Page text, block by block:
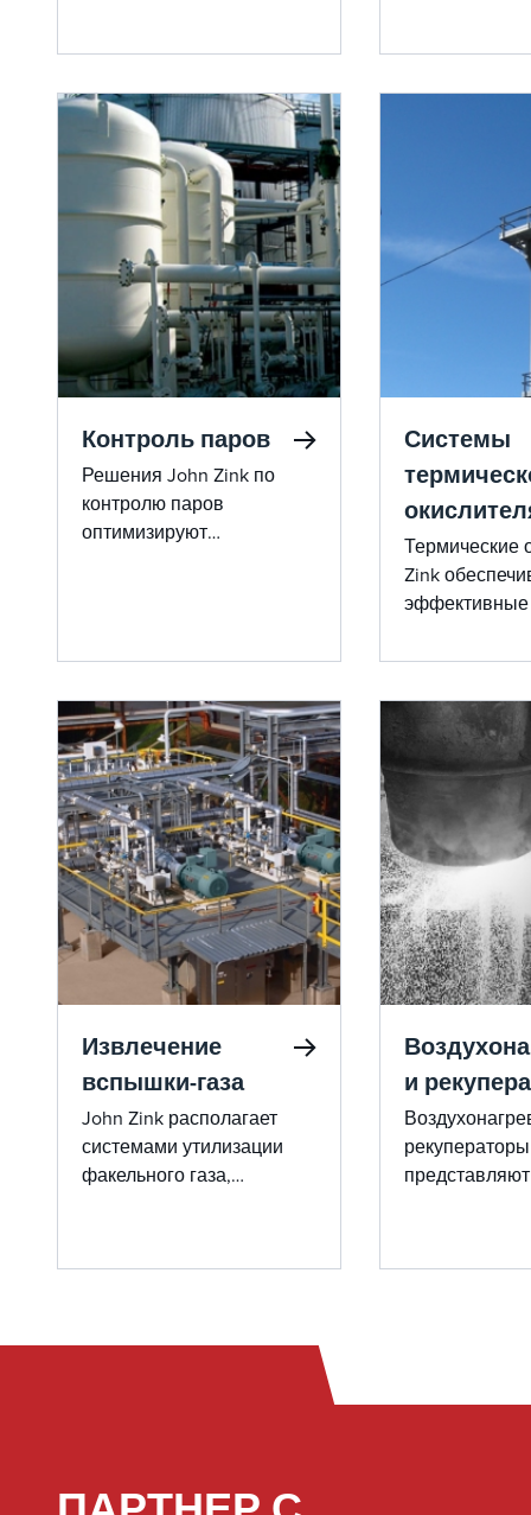
промышленного
применения,
гарантирующие
надежность и
соответствие
экологическим
требованиям.
Контроль паров
Решения John Zink по
контролю паров
оптимизируют
использованием
технологий, признанных
Агентством по охране
окружающей среды США.
Системы
Термические
Zink
вредных
Извлечение
вспышки-газа
John Zink располагает
системами утилизации
факельного газа,
нефтеперерабатывающих
и